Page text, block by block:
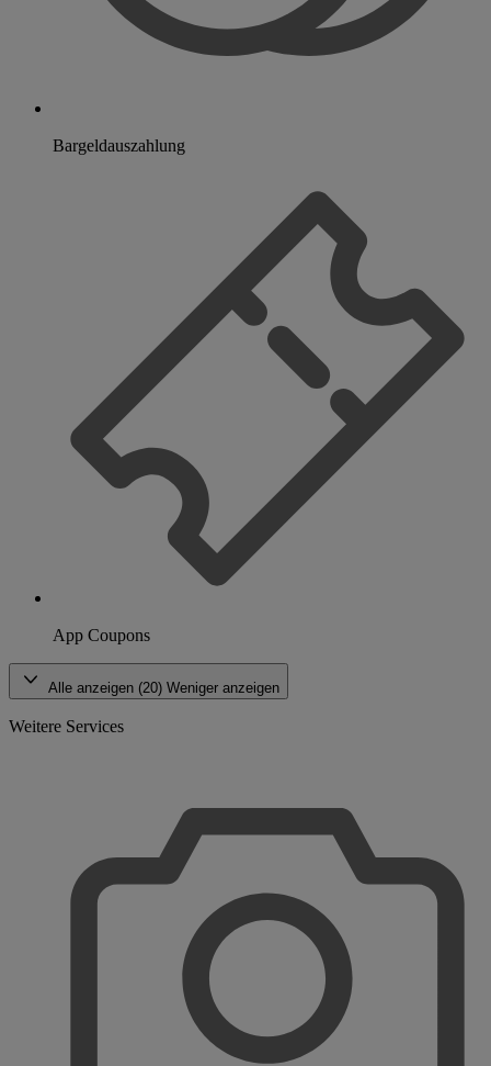
Bargeldauszahlung
App Coupons
Alle anzeigen (20) Weniger anzeigen
Weitere Services